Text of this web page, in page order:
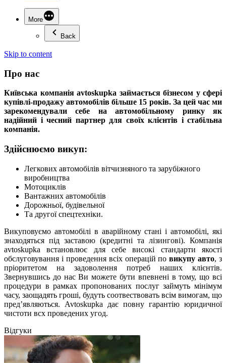
More
Back
Skip to content
Про нас
Київська компанія avtoskupka займається бізнесом у сфері
купівлі-продажу автомобілів більше 15 років. За цей час ми
зарекомендували себе на автомобільному ринку як
надійний і чесний партнер для своїх клієнтів і стабільна
компанія.
Здійснюємо викуп:
Легкових автомобілів вітчизняного та зарубіжного
виробництва
Мотоциклів
Вантажних автомобілів
Дорожньої, будівельної
Та другої спецтехніки.
Викуповуємо автомобілі в аварійному стані і автомобілі, які
знаходяться під заставою (кредитні та лізингові). Компанія
avtoskupka встановлює для себе високі стандарти якості
обслуговування і проведення всіх операцій повикупу авто, з
пріоритетом на задоволення потреб наших клієнтів.
Звернувшись до нас Ви можете бути впевнені в тому, що всі
процедури в рамках пропонованих послуг займуть мінімум
часу, заощадять гроші, будуть соотвествовать всім вимогам, що
пред’являються. Avtoskupka дає повну гарантію юридичної
чистоти всх проведених угод.
Відгуки